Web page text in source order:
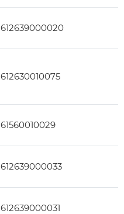
612639000020
612630010075
61560010029
612639000033
612639000031